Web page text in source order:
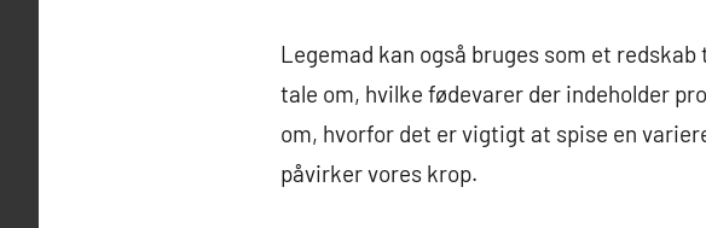
Legemad kan også bruges som et
tale om, hvilke fødevarer der indeholder
om, hvorfor det er vigtigt at spise en
påvirker vores krop.